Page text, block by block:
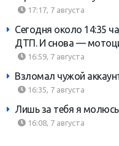
17:17, 7 августа
Сегодня около 14:35
ДТП. И снова —
16:59, 7 августа
Взломал чужой
16:35, 7 августа
Лишь за тебя я
16:08, 7 августа